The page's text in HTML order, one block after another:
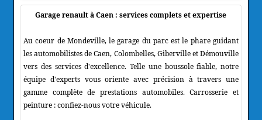
Garage renault à Caen : services complets et expertise
Au coeur de Mondeville, le garage du parc est le phare guidant
les automobilistes de Caen, Colombelles, Giberville et Démouville
vers des services d'excellence. Telle une boussole fiable, notre
équipe d'experts vous oriente avec précision à travers une
gamme complète de prestations automobiles. Carrosserie et
peinture : confiez-nous votre véhicule.